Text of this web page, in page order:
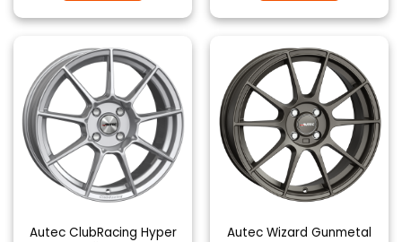
prodotto
ha
più
varianti.
Le
opzioni
possono
essere
scelte
nella
del
prodotto
ha
più
varianti.
Le
opzioni
possono
essere
scelte
nella
del
Autec ClubRacing Hyper
Autec Wizard Gunmetal